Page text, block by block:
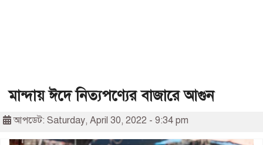
মান্দায় ঈদে নিত্যপণ্যের বাজারে আগুন
আপডেট: Saturday, April 30, 2022 - 9:34 pm